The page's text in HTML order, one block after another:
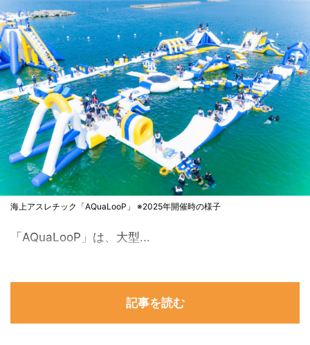
海上アスレチック「AQuaLooP」 ※2025年開催時の様子
「AQuaLooP」は、大型...
記事を読む